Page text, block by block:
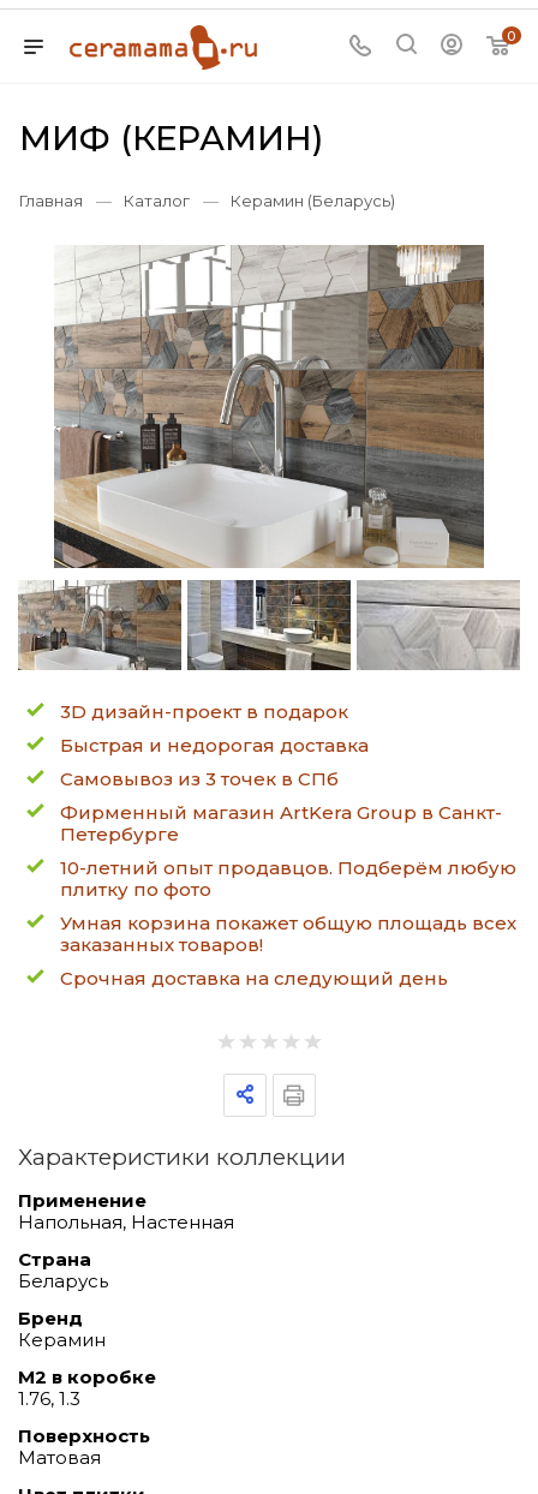
0
МИФ (КЕРАМИН)
Главная — Каталог — Керамин (Беларусь)
3D дизайн-проект в подарок
Быстрая и недорогая доставка
Самовывоз из 3 точек в СПб
Фирменный магазин ArtKera Group в Санкт-
Петербурге
10-летний опыт продавцов. Подберём любую
плитку по фото
Умная корзина покажет общую площадь всех
заказанных товаров!
Срочная доставка на следующий день
Характеристики коллекции
Применение
Напольная, Настенная
Страна
Беларусь
Бренд
Керамин
М2 в коробке
1.76, 1.3
Поверхность
Матовая